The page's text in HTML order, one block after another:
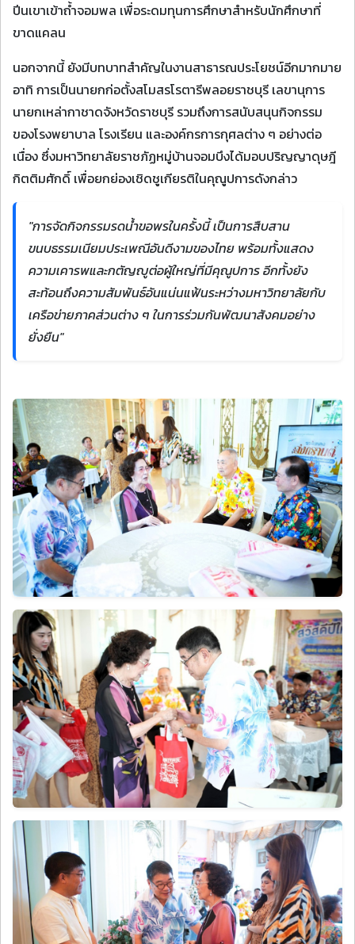
ปีนเขาเข้าถ้ำจอมพล เพื่อระดมทุนการศึกษาสำหรับนักศึกษาที่
ขาดแคลน
นอกจากนี้ ยังมีบทบาทสำคัญในงานสาธารณประโยชน์อีกมากมาย
อาทิ การเป็นนายกก่อตั้งสโมสรโรตารีพลอยราชบุรี เลขานุการ
นายกเหล่ากาชาดจังหวัดราชบุรี รวมถึงการสนับสนุนกิจกรรม
ของโรงพยาบาล โรงเรียน และองค์กรการกุศลต่าง ๆ อย่างต่อ
เนื่อง ซึ่งมหาวิทยาลัยราชภัฏหมู่บ้านจอมบึงได้มอบปริญญาดุษฎี
กิตติมศักดิ์ เพื่อยกย่องเชิดชูเกียรติในคุณูปการดังกล่าว
"การจัดกิจกรรมรดน้ำขอพรในครั้งนี้ เป็นการสืบสาน
ขนบธรรมเนียมประเพณีอันดีงามของไทย พร้อมทั้งแสดง
ความเคารพและกตัญญูต่อผู้ใหญ่ที่มีคุณูปการ อีกทั้งยัง
สะท้อนถึงความสัมพันธ์อันแน่นแฟ้นระหว่างมหาวิทยาลัยกับ
เครือข่ายภาคส่วนต่าง ๆ ในการร่วมกันพัฒนาสังคมอย่าง
ยั่งยืน"